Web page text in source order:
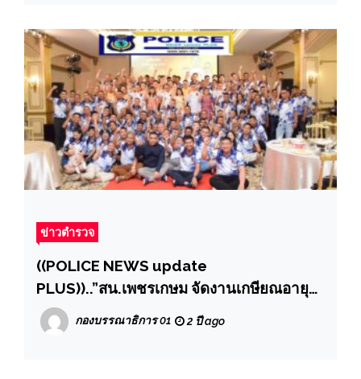
ข่าวตำรวจ
((POLICE NEWS update
PLUS))..”สน.เพชรเกษม จัดงานเกษียณอายุ
ราชการส่งพี่ๆ สู่ครอบครัว และจัดเลี้ยง
ขอบคุณข้าราชการตำรวจพร้อมครอบครัว
กองบรรณาธิการ 01 2 ปี ago